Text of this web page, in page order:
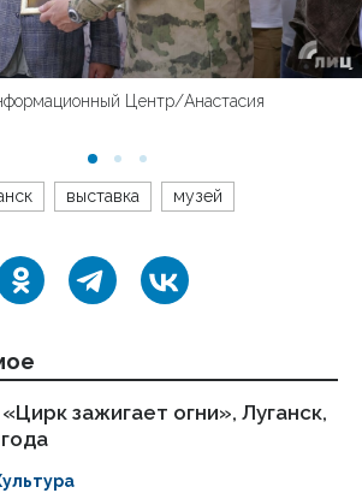
Центр/Анастасия
выставка музей
зажигает огни», Луганск,